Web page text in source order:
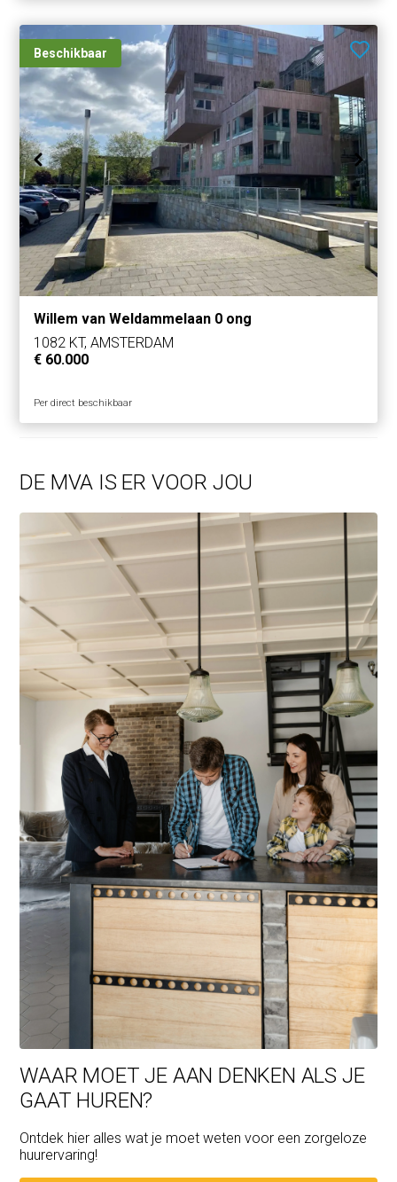
Beschikbaar
Willem van Weldammelaan 0 ong
1082 KT, AMSTERDAM
€ 60.000
Per direct beschikbaar
DE MVA IS ER VOOR JOU
WAAR MOET JE AAN DENKEN ALS JE
GAAT HUREN?
Ontdek hier alles wat je moet weten voor een zorgeloze
huurervaring!